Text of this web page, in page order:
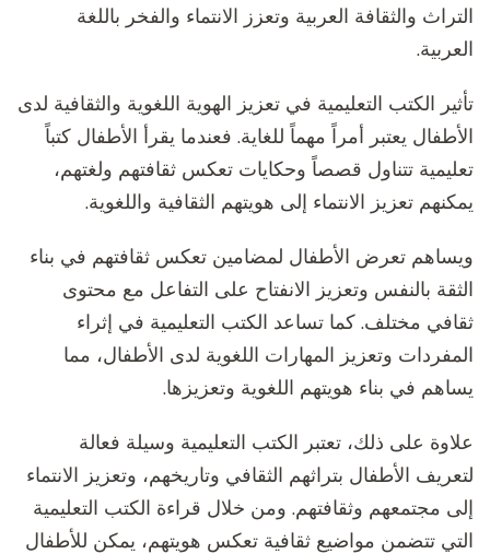
التراث والثقافة العربية وتعزز الانتماء والفخر باللغة
العربية.
تأثير الكتب التعليمية في تعزيز الهوية اللغوية والثقافية لدى
الأطفال يعتبر أمراً مهماً للغاية. فعندما يقرأ الأطفال كتباً
تعليمية تتناول قصصاً وحكايات تعكس ثقافتهم ولغتهم،
يمكنهم تعزيز الانتماء إلى هويتهم الثقافية واللغوية.
ويساهم تعرض الأطفال لمضامين تعكس ثقافتهم في بناء
الثقة بالنفس وتعزيز الانفتاح على التفاعل مع محتوى
ثقافي مختلف. كما تساعد الكتب التعليمية في إثراء
المفردات وتعزيز المهارات اللغوية لدى الأطفال، مما
يساهم في بناء هويتهم اللغوية وتعزيزها.
علاوة على ذلك، تعتبر الكتب التعليمية وسيلة فعالة
لتعريف الأطفال بتراثهم الثقافي وتاريخهم، وتعزيز الانتماء
إلى مجتمعهم وثقافتهم. ومن خلال قراءة الكتب التعليمية
التي تتضمن مواضيع ثقافية تعكس هويتهم، يمكن للأطفال